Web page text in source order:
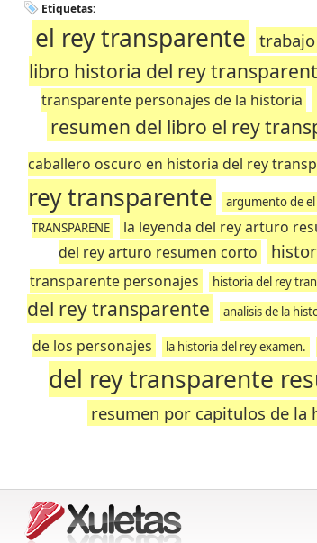
Etiquetas:
el rey transparente
libro historia del rey
transparente personajes de la historia
resumen del libro el rey
caballero oscuro en historia del rey
rey transparente
argumento de
TRANSPARENE
la leyenda del rey arturo
del rey arturo resumen corto
transparente personajes
historia del rey
del rey transparente
analisis de la
de los personajes
la historia del rey examen.
del rey transparente
resumen por capitulos de